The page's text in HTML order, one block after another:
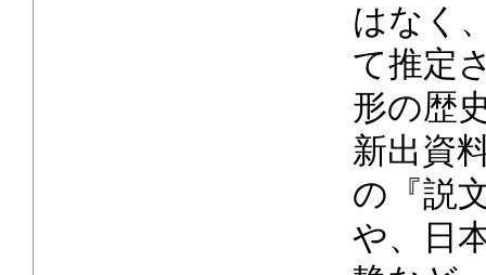
はなく
て推定
形の歴
新出資
の『説
や、日